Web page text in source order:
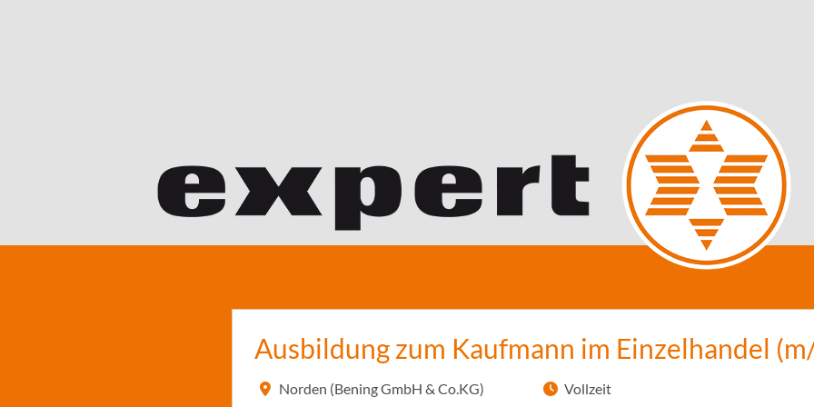
Ausbildung zum Kaufmann im Einzelhandel
Norden (Bening GmbH & Co.KG)
Vollzeit